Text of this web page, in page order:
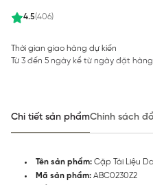
4.5(406)
Thời gian giao hàng dự kiến
Từ 3 đến 5 ngày kể từ ngày đặt hàng
Chi tiết sản phẩmChính sách
Tên sản phẩm: Cặp Tài Liệu
Mã sản phầm: ABC0230Z2